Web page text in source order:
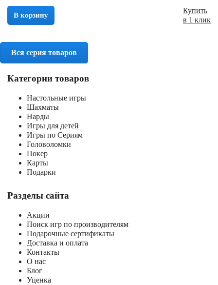
В корзину
Купить
в 1 клик
Вся серия товаров
Категории товаров
Настольные игры
Шахматы
Нарды
Игры для детей
Игры по Сериям
Головоломки
Покер
Карты
Подарки
Разделы сайта
Акции
Поиск игр по производителям
Подарочные сертификаты
Доставка и оплата
Контакты
О нас
Блог
Уценка